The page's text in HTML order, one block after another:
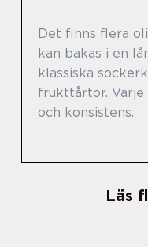
Det finns flera
kan bakas i en
klassiska
frukttårtor. Varje
och konsistens.
Läs